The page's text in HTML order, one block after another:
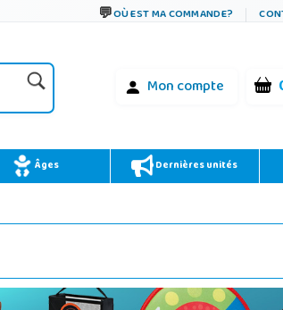
OÙ EST MA COMMANDE?
Mon compte
Âges Dernières unités